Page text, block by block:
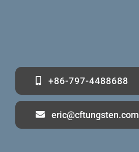
+86-797-4488688
eric@cftungsten.com